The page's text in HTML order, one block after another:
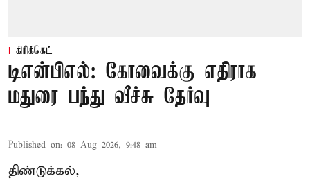
கிரிக்கெட்
டிஎன்பிஎல்: கோவைக்கு எதிராக
மதுரை பந்து வீச்சு தேர்வு
Published on: 08 Aug 2026, 9:48 am
திண்டுக்கல்,